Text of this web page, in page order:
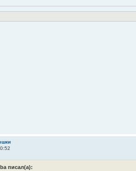
писал(а):